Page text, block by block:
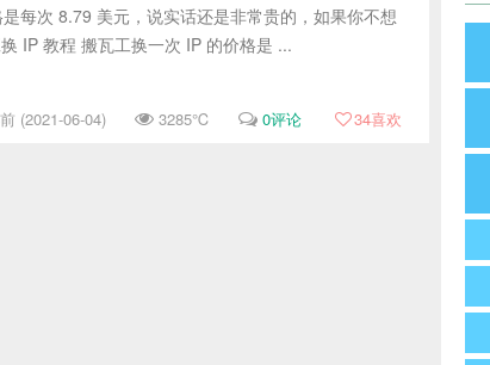
每次 8.79 美元，说实话还是非常贵的，如果你不想
IP 教程 搬瓦工换一次 IP 的价格是 ...
(2021-06-04) 3285℃ 0评论 34喜欢